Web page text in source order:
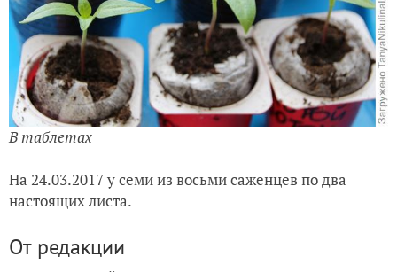
В таблетах
На 24.03.2017 у семи из восьми саженцев по два
настоящих листа.
От редакции